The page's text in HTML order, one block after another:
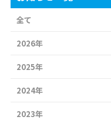
全て
2026年
2025年
2024年
2023年